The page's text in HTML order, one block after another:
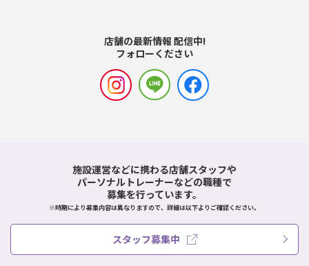
店舗の最新情報 配信中!
フォローください
施設運営などに携わる店舗スタッフや
パーソナルトレーナーなどの職種で
募集を行っています。
※時期により募集内容は異なりますので、詳細は以下よりご確認ください。
スタッフ募集中